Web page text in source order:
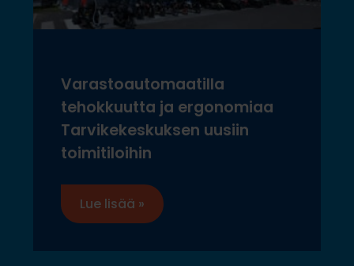
Varastoautomaatilla
tehokkuutta ja ergonomiaa
Tarvikekeskuksen uusiin
toimitiloihin
Lue lisää »